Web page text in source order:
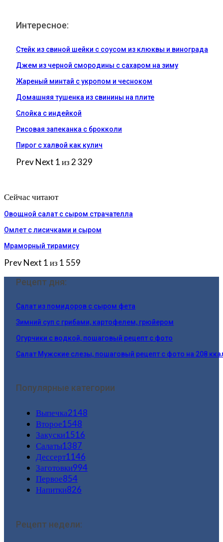
Интересное:
Стейк из свиной шейки с соусом из клюквы и винограда
Джем из черной смородины с сахаром на зиму
Жареный минтай с укропом и чесноком
Домашняя тушенка из свинины на плите
Слойка с индейкой
Рисовая запеканка с брокколи
Пирог с халвой как кулич
PrevNext 1 из 2 329
Сейчас читают
Овощной салат с сыром страчателла
Омлет с лисичками и сыром
Мраморный тирамису
PrevNext 1 из 1 559
Рецепт дня:
Салат из помидоров с сыром фета
Зимний суп с грибами, картофелем, грюйером
Огурчики с водкой, пошаговый рецепт с фото
Салат Мужские слезы, пошаговый рецепт с фото на 208
Популярные категории
Выпечка2148
Второе1548
Закуски1516
Салаты1387
Дессерт1146
Заготовки994
Первое854
Напитки826
Рецепт недели: